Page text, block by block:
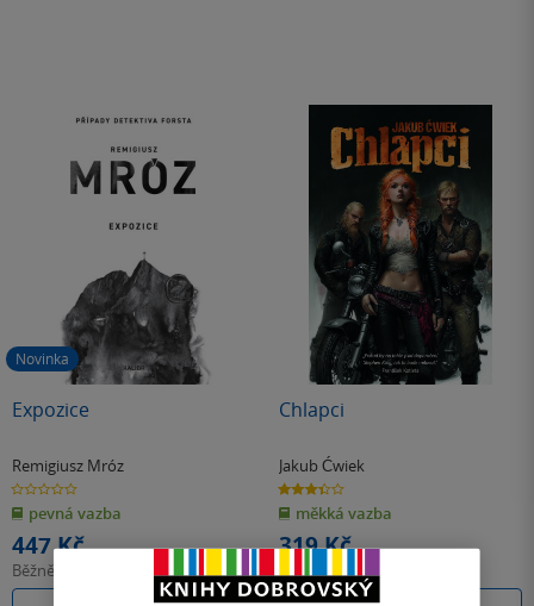
Novinka
Expozice
Remigiusz Mróz
0.0
z
5
hvězdiček
pevná vazba
447 Kč
Běžně
Chlapci
Jakub Ćwiek
3.4
z
5
hvězdiček
měkká vazba
319 Kč
Běžně399 Kč